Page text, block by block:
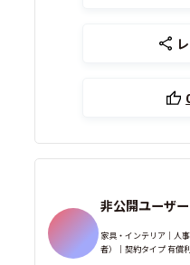
非公開ユーザー
家具・インテリア｜人
者）｜契約タイプ 有償